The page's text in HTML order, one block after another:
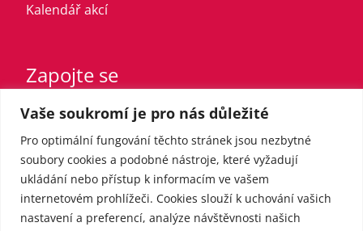
Vaše soukromí je pro nás důležité
Pro optimální fungování těchto stránek jsou nezbytné
soubory cookies a podobné nástroje, které vyžadují
ukládání nebo přístup k informacím ve vašem
internetovém prohlížeči. Cookies slouží k uchování vašich
nastavení a preferencí, analýze návštěvnosti našich
Kalendář akcí
Zapojte se
Vstupte do strany
Registrovaný sympatizant
Přispějte finančně
Pro média